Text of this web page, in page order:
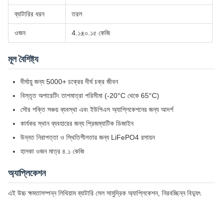
ব্যাটারির ধরন তরল
ওজন 4.১±০.১৫ কেজি
মূল বৈশিষ্ট্য
দীর্ঘায়ু জন্য 5000+ চক্রের দীর্ঘ চক্র জীবন
বিস্তৃত অপারেটিং তাপমাত্রা পরিসীমা (-20°C থেকে 65°C)
সৌর শক্তি সঞ্চয় ব্যবস্থা এবং ইউপিএস অ্যাপ্লিকেশনের জন্য আদর্শ
কার্যকর স্থান ব্যবহারের জন্য প্রিজম্যাটিক ডিজাইন
উন্নত নিরাপত্তা ও স্থিতিশীলতার জন্য LiFePO4 রসায়ন
হালকা ওজন মাত্র ৪.১ কেজি
অ্যাপ্লিকেশন
এই উচ্চ ক্ষমতাসম্পন্ন লিথিয়াম ব্যাটারি সেল সামুদ্রিক অ্যাপ্লিকেশন, নিরবচ্ছিন্ন বিদ্যুৎ